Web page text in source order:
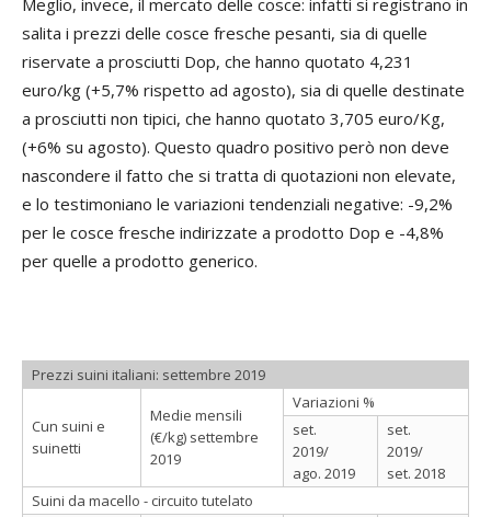
Meglio, invece, il mercato delle cosce: infatti si registrano in
salita i prezzi delle cosce fresche pesanti, sia di quelle
riservate a prosciutti Dop, che hanno quotato 4,231
euro/kg (+5,7% rispetto ad agosto), sia di quelle destinate
a prosciutti non tipici, che hanno quotato 3,705 euro/Kg,
(+6% su agosto). Questo quadro positivo però non deve
nascondere il fatto che si tratta di quotazioni non elevate,
e lo testimoniano le variazioni tendenziali negative: -9,2%
per le cosce fresche indirizzate a prodotto Dop e -4,8%
per quelle a prodotto generico.
Prezzi suini italiani: settembre 2019
Cun suini e
suinetti
Medie mensili
(€/kg) settembre
2019
Variazioni %
set.
2019/
ago. 2019
set.
2019/
set. 2018
Suini da macello - circuito tutelato